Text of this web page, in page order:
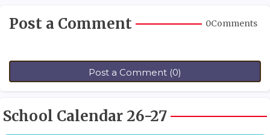
Post a Comment 0Comments
Post a Comment (0)
School Calendar 26-27